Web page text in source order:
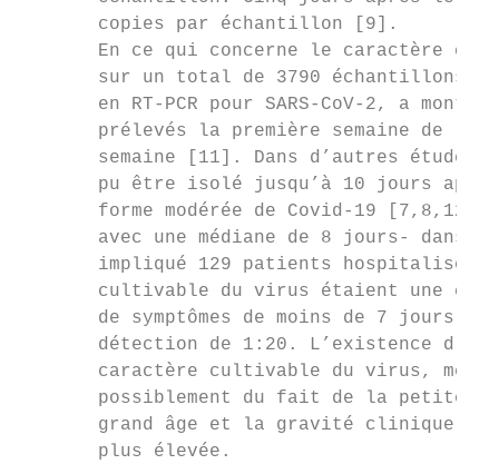
       copies par échantillon [9].
En ce qui concerne le caractère
sur un total de 3790 échantillons
en RT-PCR pour SARS-CoV-2, a
prélevés la première semaine de
semaine [11]. Dans d’autres études
pu être isolé jusqu’à 10 jours
forme modérée de Covid-19
avec une médiane de 8 jours- dans
impliqué 129 patients
cultivable du virus étaient une
de symptômes de moins de 7 jours
détection de 1:20. L’existence
caractère cultivable du virus,
possiblement du fait de la petite
grand âge et la gravité clinique
       plus élevée.